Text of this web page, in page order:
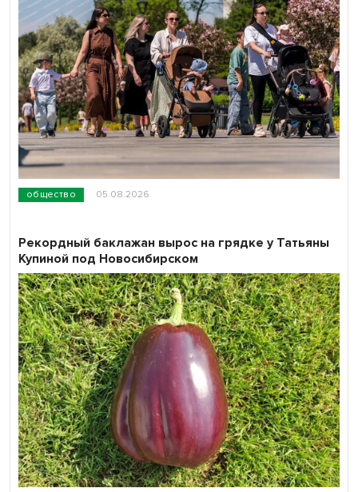
общество 05.08.2026
Рекордный баклажан вырос на грядке у Татьяны
Купиной под Новосибирском